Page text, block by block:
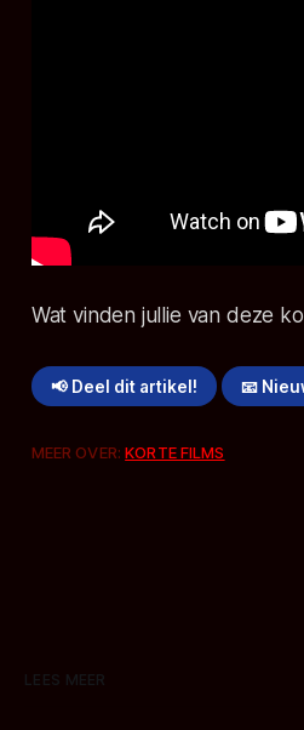
Wat vinden jullie van deze
📢 Deel dit artikel! 📧
MEER OVER:KORTE FILMS
LEES MEER